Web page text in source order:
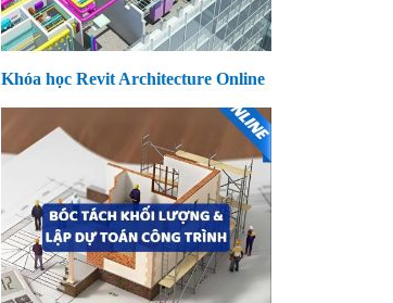
Khóa học Revit Architecture Online